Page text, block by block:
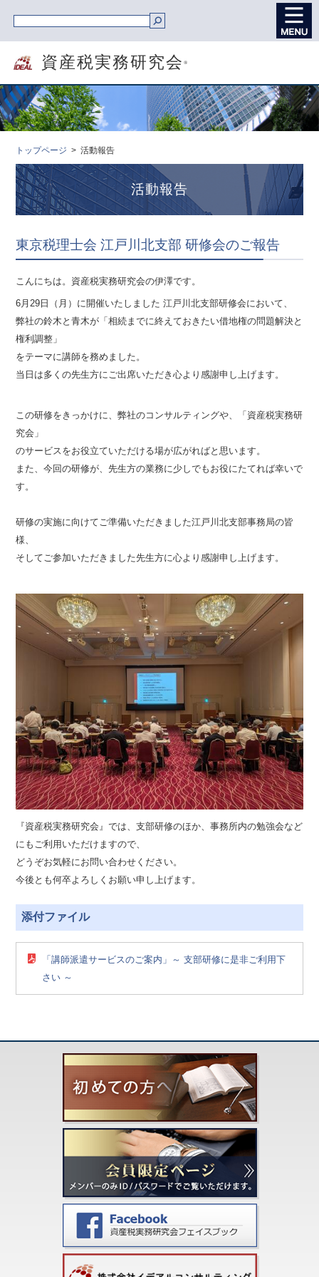
資産税実務研究会 ®
トップページ 活動報告
活動報告
東京税理士会 江戸川北支部 研修会のご報告
こんにちは。資産税実務研究会の伊澤です。
6月29日（月）に開催いたしました 江戸川北支部研修会において、
弊社の鈴木と青木が「相続までに終えておきたい借地権の問題解決と
権利調整」
をテーマに講師を務めました。
当日は多くの先生方にご出席いただき心より感謝申し上げます。
この研修をきっかけに、弊社のコンサルティングや、「資産税実務研
究会」
のサービスをお役立ていただける場が広がればと思います。
また、今回の研修が、先生方の業務に少しでもお役にたてれば幸いで
す。
研修の実施に向けてご準備いただきました江戸川北支部事務局の皆
様、
そしてご参加いただきました先生方に心より感謝申し上げます。
『資産税実務研究会』では、支部研修のほか、事務所内の勉強会など
にもご利用いただけますので、
どうぞお気軽にお問い合わせください。
今後とも何卒よろしくお願い申し上げます。
添付ファイル
「講師派遣サービスのご案内」～ 支部研修に是非ご利用下
さい ～